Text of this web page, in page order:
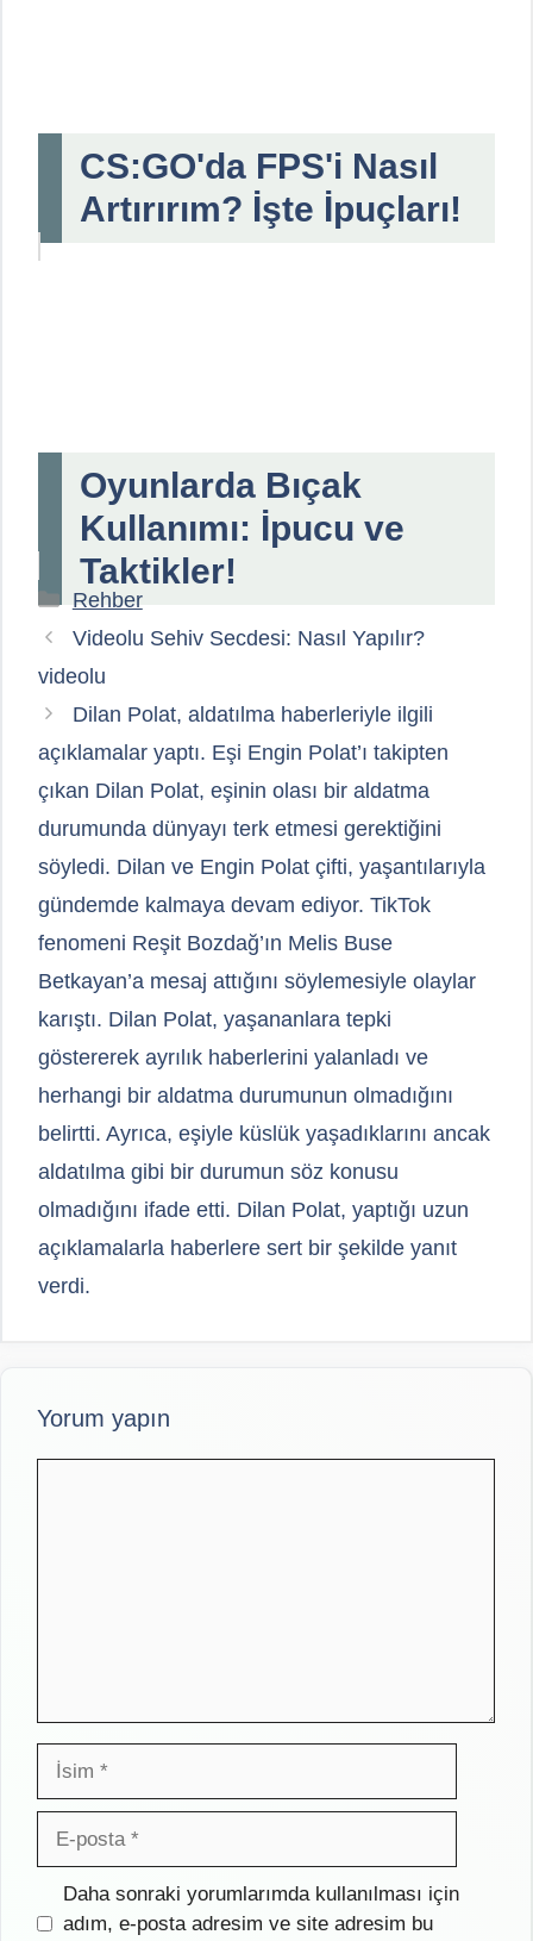
CS:GO'da FPS'i Nasıl
Artırırım? İşte İpuçları!
Oyunlarda Bıçak
Kullanımı: İpucu ve
Taktikler!
Kategoriler
Rehber
Videolu Sehiv Secdesi: Nasıl Yapılır?
videolu
Dilan Polat, aldatılma haberleriyle ilgili
açıklamalar yaptı. Eşi Engin Polat’ı takipten
çıkan Dilan Polat, eşinin olası bir aldatma
durumunda dünyayı terk etmesi gerektiğini
söyledi. Dilan ve Engin Polat çifti, yaşantılarıyla
gündemde kalmaya devam ediyor. TikTok
fenomeni Reşit Bozdağ’ın Melis Buse
Betkayan’a mesaj attığını söylemesiyle olaylar
karıştı. Dilan Polat, yaşananlara tepki
göstererek ayrılık haberlerini yalanladı ve
herhangi bir aldatma durumunun olmadığını
belirtti. Ayrıca, eşiyle küslük yaşadıklarını ancak
aldatılma gibi bir durumun söz konusu
olmadığını ifade etti. Dilan Polat, yaptığı uzun
açıklamalarla haberlere sert bir şekilde yanıt
verdi.
Yorum yapın
İsim
posta
İnternet
sitesi
Daha sonraki yorumlarımda kullanılması için
adım, e-posta adresim ve site adresim bu